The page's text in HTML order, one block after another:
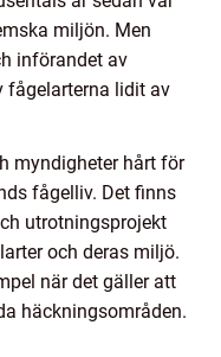
miljön. Men
införandet av
fågelarterna lidit av
myndigheter hårt för
fågelliv. Det finns
utrotningsprojekt
och deras miljö.
när det gäller att
häckningsområden.